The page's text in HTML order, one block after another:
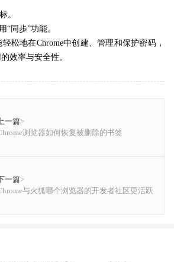
。
“同步”功能。
松地在Chrome中创建、管理和保护密码，
效率与安全性。
一篇>
浏览器如何恢复被删除的书签
一篇>
与火狐哪个浏览器的开发者社区更活跃